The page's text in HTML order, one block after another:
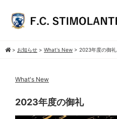
> お知らせ > What's New > 2023年度の御礼
What's New
2023年度の御礼